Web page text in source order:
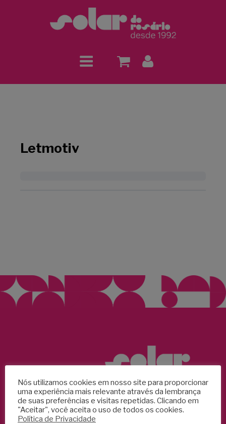
Letmotiv
Nós utilizamos cookies em nosso site para proporcionar
uma experiência mais relevante através da lembrança
de suas preferências e visitas repetidas. Clicando em
"Aceitar", você aceita o uso de todos os cookies.
Política de Privacidade